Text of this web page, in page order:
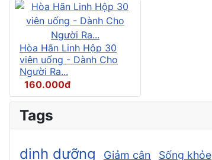
Hòa Hãn Linh Hộp 30
viên uống - Dành Cho
Người Ra...
160.000đ
Tags
dinh dưỡng Giảm cân Sống khỏe